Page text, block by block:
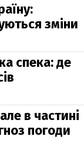
зміни
спека: де
в частині
погоди